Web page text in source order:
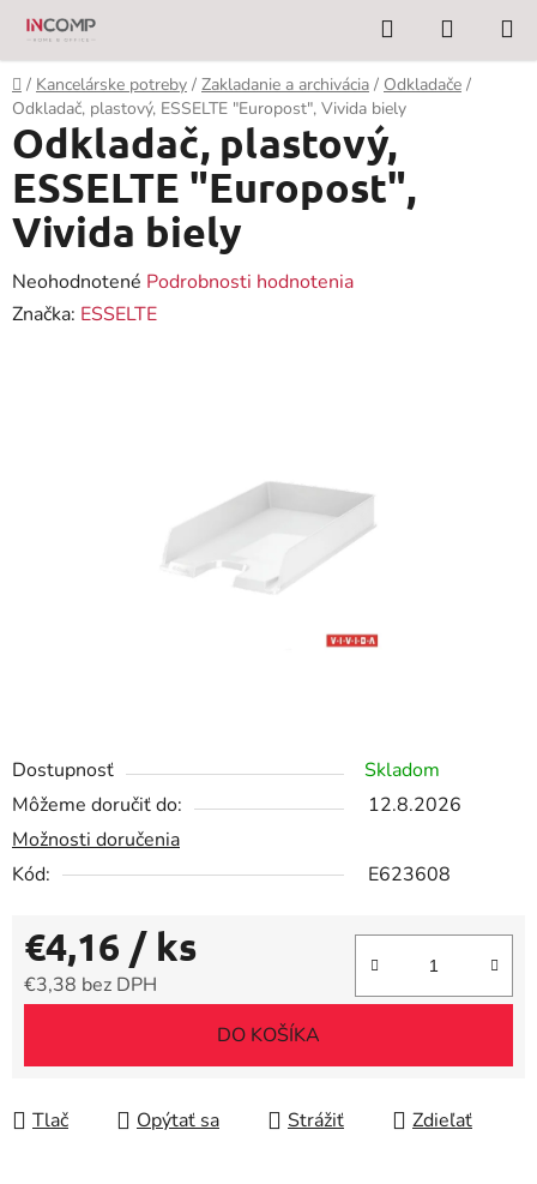
Prejsť
obsah
Hľadať
KOŠÍK
Domov
/ Kancelárske potreby / Zakladanie a archivácia / Odkladače /
Odkladač, plastový, ESSELTE "Europost", Vivida biely
Dostupnosť
Skladom
Môžeme doručiť do:
12.8.2026
Možnosti doručenia
Kód:
E623608
€4,16 / ks
€3,38 bez DPH
DO KOŠÍKA
Tlač Opýtať sa Strážiť Zdieľať
Odkladač, plastový,
ESSELTE "Europost",
Vivida biely
Priemerné
hodnotenie
Neohodnotené Podrobnosti hodnotenia
Značka: ESSELTE